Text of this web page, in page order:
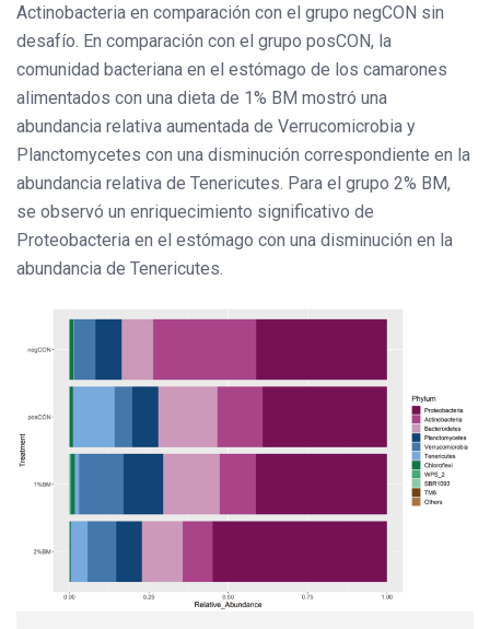
Actinobacteria en comparación con el grupo negCON sin
desafío. En comparación con el grupo posCON, la
comunidad bacteriana en el estómago de los camarones
alimentados con una dieta de 1% BM mostró una
abundancia relativa aumentada de Verrucomicrobia y
Planctomycetes con una disminución correspondiente en la
abundancia relativa de Tenericutes. Para el grupo 2% BM,
se observó un enriquecimiento significativo de
Proteobacteria en el estómago con una disminución en la
abundancia de Tenericutes.